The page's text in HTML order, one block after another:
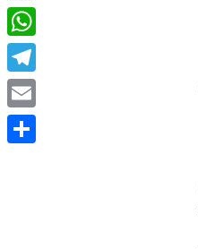
Threads
WhatsApp
Telegram
Email